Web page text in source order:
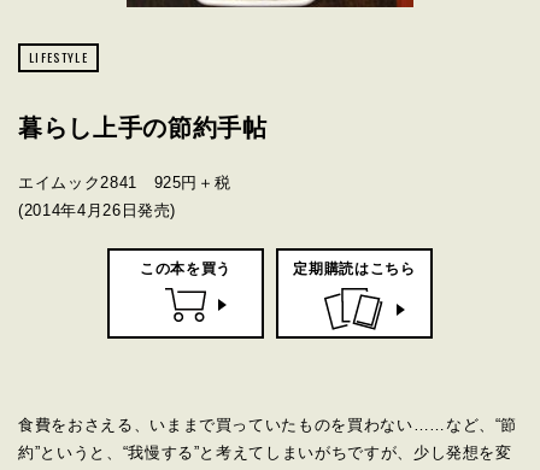
LIFESTYLE
暮らし上手の節約手帖
エイムック2841 925円＋税
(2014年4月26日発売)
この本を買う 定期購読はこちら
食費をおさえる、いままで買っていたものを買わない……など、“節
約”というと、“我慢する”と考えてしまいがちですが、少し発想を変